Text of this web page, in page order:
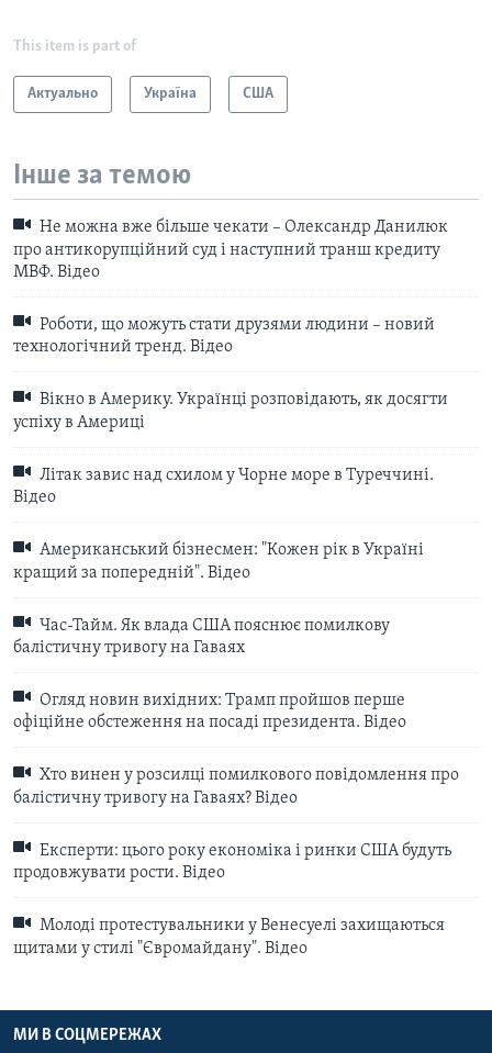
This item is part of
Актуально Україна США
Інше за темою
Не можна вже більше чекати – Олександр Данилюк
про антикорупційний суд і наступний транш кредиту
МВФ. Відео
Роботи, що можуть стати друзями людини – новий
технологічний тренд. Відео
Вікно в Америку. Українці розповідають, як досягти
успіху в Америці
Літак завис над схилом у Чорне море в Туреччині.
Відео
Американський бізнесмен: "Кожен рік в Україні
кращий за попередній". Відео
Час-Тайм. Як влада США пояснює помилкову
балістичну тривогу на Гаваях
Огляд новин вихідних: Трамп пройшов перше
офіційне обстеження на посаді президента. Відео
Хто винен у розсилці помилкового повідомлення про
балістичну тривогу на Гаваях? Відео
Експерти: цього року економіка і ринки США будуть
продовжувати рости. Відео
Молоді протестувальники у Венесуелі захищаються
щитами у стилі "Євромайдану". Відео
МИ В СОЦМЕРЕЖАХ